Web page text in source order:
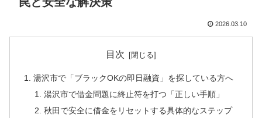
2026.03.10
目次
湯沢市で「ブラックOKの即日融資」を探している方へ
湯沢市で借金問題に終止符を打つ「正しい手順」
秋田で安全に借金をリセットする具体的なステップ